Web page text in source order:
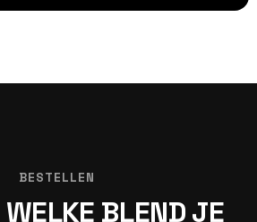
BESTELLEN
BLEND JE